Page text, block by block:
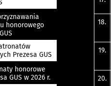
18.
19.
20.
honorowego
Prezesa GUS
honorowe
GUS w 2026 r.